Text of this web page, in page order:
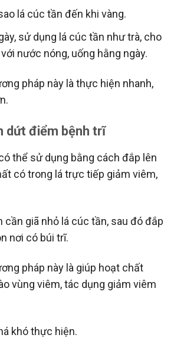
lá cúc tần đến khi vàng.
sử dụng lá cúc tần như trà, cho
nước nóng, uống hằng ngày.
pháp này là thực hiện nhanh,
dứt điểm bệnh trĩ
thể sử dụng bằng cách đắp lên
có trong lá trực tiếp giảm viêm,
cần giã nhỏ lá cúc tần, sau đó đắp
nơi có búi trĩ.
pháp này là giúp hoạt chất
vùng viêm, tác dụng giảm viêm
khó thực hiện.